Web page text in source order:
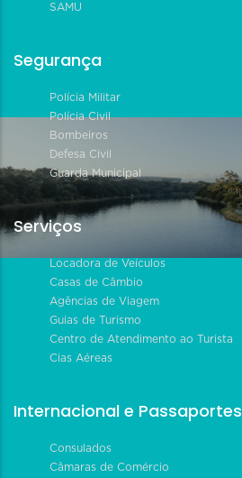
SAMU
Segurança
Polícia Militar
Polícia Civil
Bombeiros
Defesa Civil
Guarda Municipal
Serviços
Locadora de Veículos
Casas de Câmbio
Agências de Viagem
Guias de Turismo
Centro de Atendimento ao Turista
Cias Aéreas
Internacional e Passaportes
Consulados
Câmaras de Comércio